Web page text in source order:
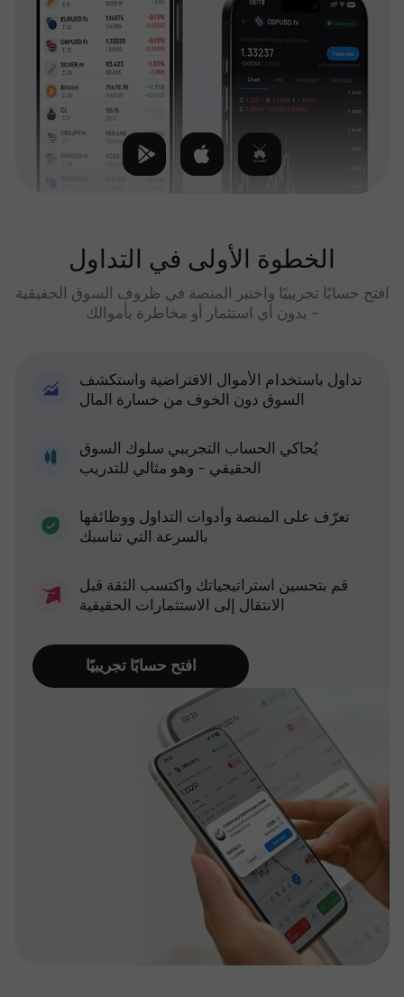
الخطوة الأولى في التداول
افتح حسابًا تجريبيًا واختبر المنصة في ظروف السوق الحقيقية
- بدون أي استثمار أو مخاطرة بأموالك
تداول باستخدام الأموال الافتراضية واستكشف
السوق دون الخوف من خسارة المال
يُحاكي الحساب التجريبي سلوك السوق
الحقيقي - وهو مثالي للتدريب
تعرّف على المنصة وأدوات التداول ووظائفها
بالسرعة التي تناسبك
قم بتحسين استراتيجياتك واكتسب الثقة قبل
الانتقال إلى الاستثمارات الحقيقية
افتح حسابًا تجريبيًا